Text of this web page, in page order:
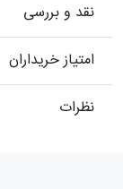
نقد و بررسی
امتیاز خریداران
نظرات